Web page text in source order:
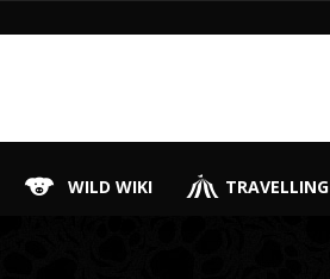
WILD WIKI TRAVELLING